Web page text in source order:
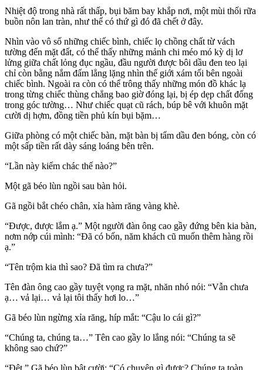
Nhiệt độ trong nhà rất thấp, bụi băm bay khắp nơi, một mùi thối rữa
buồn nôn lan tràn, như thể có thứ gì đó đã chết ở đây.
Nhìn vào vô số những chiếc bình, chiếc lọ chồng chất từ vách
tường đến mặt đất, có thể thấy những mảnh chi méo mó kỳ dị lơ
lửng giữa chất lỏng đục ngầu, đầu người được bôi dầu đen teo lại
chỉ còn bằng nắm đấm lẳng lặng nhìn thế giới xám tối bên ngoài
chiếc bình. Ngoài ra còn có thể trông thấy những món đồ khác lạ
trong từng chiếc thùng chẳng bao giờ đóng lại, bị ép dẹp chất đống
trong góc tường… Như chiếc quạt cũ rách, búp bê với khuôn mặt
cười dị hợm, đồng tiền phủ kín bụi bặm…
Giữa phòng có một chiếc bàn, mặt bàn bị tẩm dầu đen bóng, còn có
một sấp tiền rất dày sáng loáng bên trên.
“Lần này kiếm chác thế nào?”
Một gã béo lùn ngồi sau bàn hỏi.
Gã ngồi bắt chéo chân, xỉa hàm răng vàng khè.
“Được, được lắm ạ.” Một người đàn ông cao gầy đứng bên kia bàn,
nơm nớp cúi mình: “Đã có bốn, năm khách cũ muốn thêm hàng rồi
ạ.”
“Tên trộm kia thì sao? Đã tìm ra chưa?”
Tên đàn ông cao gầy tuyệt vọng ra mặt, nhăn nhó nói: “Vẫn chưa
ạ… vả lại… vả lại tôi thấy hơi lo…”
Gã béo lùn ngừng xỉa răng, híp mắt: “Cậu lo cái gì?”
“Chúng ta, chúng ta…” Tên cao gầy lo lắng nói: “Chúng ta sẽ
không sao chứ?”